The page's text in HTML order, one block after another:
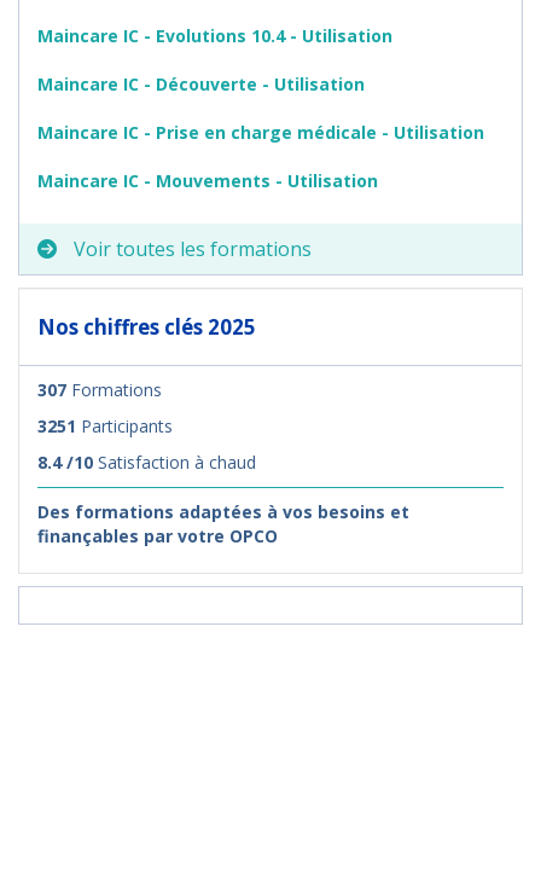
Maincare IC - Evolutions 10.4 - Utilisation
Maincare IC - Découverte - Utilisation
Maincare IC - Prise en charge médicale - Utilisation
Maincare IC - Mouvements - Utilisation
Voir toutes les formations
Nos chiffres clés 2025
307 Formations
3251 Participants
8.4 /10 Satisfaction à chaud
Des formations adaptées à vos besoins et
finançables par votre OPCO